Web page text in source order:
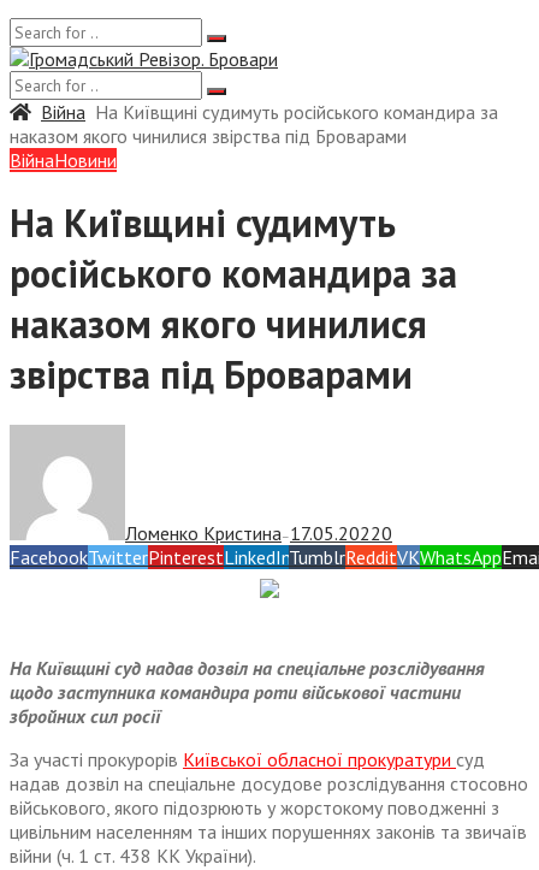
Війна На Київщині судимуть російського командира за
наказом якого чинилися звірства під Броварами
ВійнаНовини
На Київщині судимуть
російського командира за
наказом якого чинилися
звірства під Броварами
Ломенко Кристина— 17.05.20220
FacebookTwitterPinterestLinkedInTumblrRedditVKWhatsApp
На Київщині суд надав дозвіл на спеціальне розслідування
щодо заступника командира роти військової частини
збройних сил росії
За участі прокурорів Київської обласної прокуратури суд
надав дозвіл на спеціальне досудове розслідування стосовно
військового, якого підозрюють у жорстокому поводженні з
цивільним населенням та інших порушеннях законів та звичаїв
війни (ч. 1 ст. 438 КК України).